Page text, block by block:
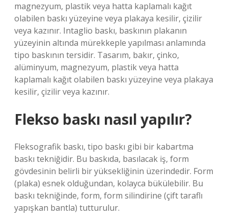
magnezyum, plastik veya hatta kaplamalı kağıt
olabilen baskı yüzeyine veya plakaya kesilir, çizilir
veya kazınır. Intaglio baskı, baskının plakanın
yüzeyinin altında mürekkeple yapılması anlamında
tipo baskının tersidir. Tasarım, bakır, çinko,
alüminyum, magnezyum, plastik veya hatta
kaplamalı kağıt olabilen baskı yüzeyine veya plakaya
kesilir, çizilir veya kazınır.
Flekso baskı nasıl yapılır?
Fleksografik baskı, tipo baskı gibi bir kabartma
baskı tekniğidir. Bu baskıda, basılacak iş, form
gövdesinin belirli bir yüksekliğinin üzerindedir. Form
(plaka) esnek olduğundan, kolayca bükülebilir. Bu
baskı tekniğinde, form, form silindirine (çift taraflı
yapışkan bantla) tutturulur.